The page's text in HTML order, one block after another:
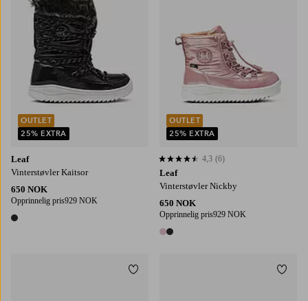
Leaf
Vinterstøvler Kaitsor
650 NOK
Opprinnelig pris929 NOK
1 farge
OUTLET
25% EXTRA
Leaf
Vinterstøvler Nickby
650 NOK
Opprinnelig pris929 NOK
2 farger
4,3 basert på 6 karaktergivninger
4,3 (6)
OUTLET
25% EXTRA
Legg til favoritter